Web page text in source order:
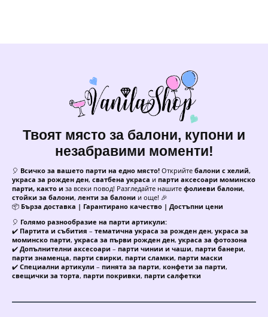
Твоят място за балони, купони и
незабравими моменти!
🎈 Всичко за вашето парти на едно място! Открийте балони с хелий,
украса за рожден ден, сватбена украса и парти аксесоари моминско
парти, както и за всеки повод! Разгледайте нашите фолиеви балони,
стойки за балони, ленти за балони и още! 🎉
📦 Бърза доставка | Гарантирано качество | Достъпни цени
🎈 Голямо разнообразие на парти артикули:
✔️ Партита и събития – тематична украса за рожден ден, украса за
моминско парти, украса за първи рожден ден, украса за фотозона
✔️ Допълнителни аксесоари – парти чинии и чаши, парти банери,
парти знаменца, парти свирки, парти сламки, парти маски
✔️ Специални артикули – пинята за парти, конфети за парти,
свещички за торта, парти покривки, парти салфетки